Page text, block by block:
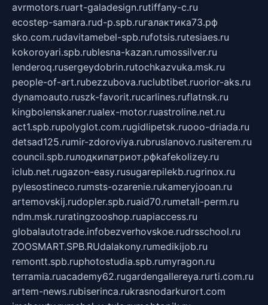
avrmotors.ruart-galadesign.rutiffany-c.ru
ecostep-samara.rud-p.spb.ruгалактика73.рф
sko.com.rudavitamebel-spb.rufotsis.rutesiaes.ru
kokoroyari.spb.rublesna-kazan.rumossilver.ru
lenderoq.rusergeydobrin.rutochkazvuka.msk.ru
people-of-art.rubezzubova.ruclubtibet.ruorior-aks.ru
dynamoauto.ruszk-favorit.rucarlines.ruflatnsk.ru
kingbolenskaner.rualex-motor.ruastroline.net.ru
act1.spb.rupolyglot.com.rugidlipetsk.ruooo-driada.ru
detsad125.rumir-zdoroviya.rubruslanovo.rusiterem.ru
council.spb.ruлодкипатриот.рфkafekolizey.ru
iclub.net.rugazon-easy.rusugarepilekb.rugrinox.ru
pylesostineco.rumsts-ozarenie.rukameryjooan.ru
artemovskij.rudopler.spb.ruaid70.rumetall-perm.ru
ndm.msk.ruratingzooshop.ruapiaccess.ru
globalautotrade.infobezverhovskoe.rudrsschool.ru
ZOOSMART.SPB.RUdalakony.rumedikijob.ru
remontt.spb.ruphotostudia.spb.rumyragon.ru
terramia.ruacademy62.rugardengallereya.rurti.com.ru
artem-news.rubiserinca.rukrasnodarkurort.com